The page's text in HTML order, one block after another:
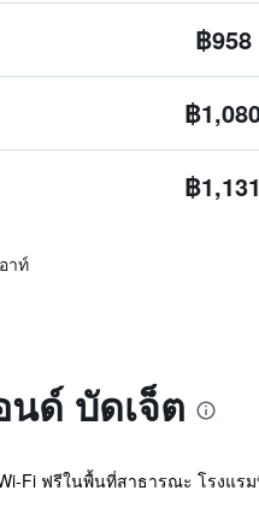
฿958
฿
฿1,131
าท์
นด์ บัดเจ็ต
Fi ฟรีในพื้นที่สาธารณะ โรงแร